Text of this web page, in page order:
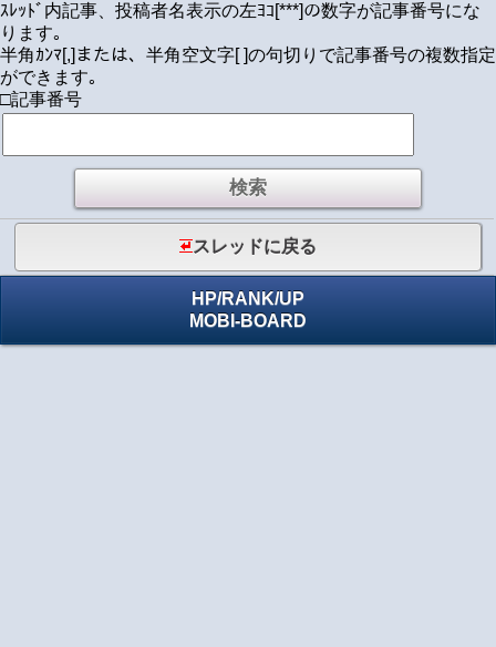
ｽﾚｯﾄﾞ内記事、投稿者名表示の左ﾖｺ[***]の数字が記事番号にな
ります｡
半角ｶﾝﾏ[,]または、半角空文字[ ]の句切りで記事番号の複数指定
ができます｡
□記事番号
スレッドに戻る
HP/RANK/UP
MOBI-BOARD